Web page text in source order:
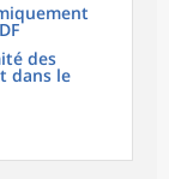
des
dans le